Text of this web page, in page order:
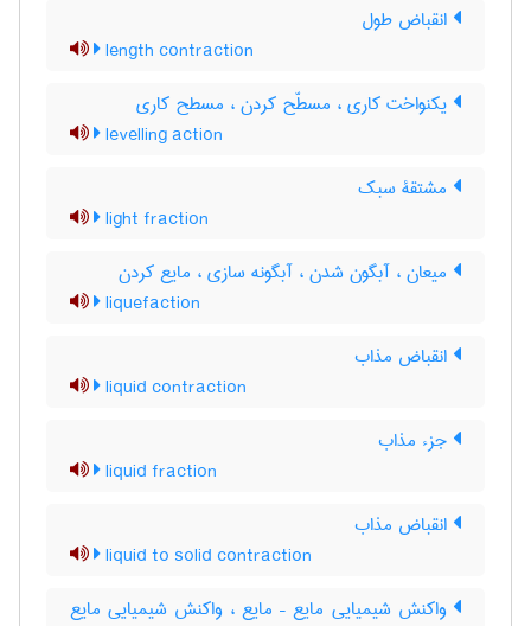
انقباض طول
length contraction
یکنواخت کاری ، مسطّح کردن ، مسطح کاری
levelling action
مشتقۀ سبک
light fraction
میعان ، آبگون شدن ، آبگونه سازی ، مایع کردن
liquefaction
انقباض مذاب
liquid contraction
جزء مذاب
liquid fraction
انقباض مذاب
liquid to solid contraction
واکنش شیمیایی مایع – مایع ، واکنش شیمیایی مایع